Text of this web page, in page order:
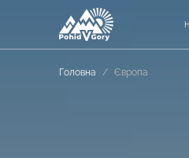
Головна / Європа